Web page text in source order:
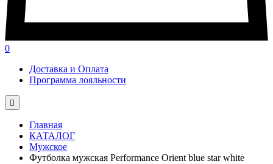
0
Доставка и Оплата
Программа лояльности

Главная
КАТАЛОГ
Мужское
Футболка мужская Performance Orient blue star white